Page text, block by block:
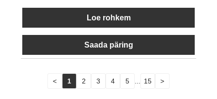
Loe rohkem
Saada päring
< 1 2 3 4 5 ... 15 >